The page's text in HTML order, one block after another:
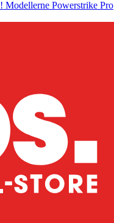
! Modellerne Powerstrike Pro